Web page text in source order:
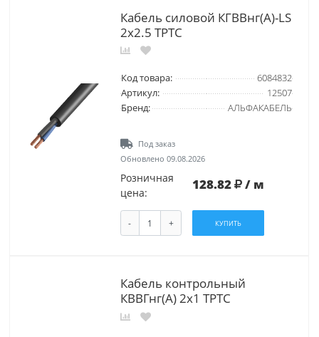
Кабель силовой КГВВнг(А)-LS
2х2.5 ТРТС
Код товара:
6084832
Артикул:
12507
Бренд:
АЛЬФАКАБЕЛЬ
Под заказ
Обновлено 09.08.2026
Розничная
цена:
128.82 / м
- + КУПИТЬ
Кабель контрольный
КВВГнг(А) 2х1 ТРТС